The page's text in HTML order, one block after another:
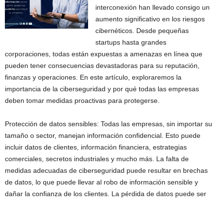
interconexión han llevado consigo un
aumento significativo en los riesgos
cibernéticos. Desde pequeñas
startups hasta grandes
corporaciones, todas están expuestas a amenazas en línea que
pueden tener consecuencias devastadoras para su reputación,
finanzas y operaciones. En este artículo, exploraremos la
importancia de la ciberseguridad y por qué todas las empresas
deben tomar medidas proactivas para protegerse.
Protección de datos sensibles: Todas las empresas, sin importar su
tamaño o sector, manejan información confidencial. Esto puede
incluir datos de clientes, información financiera, estrategias
comerciales, secretos industriales y mucho más. La falta de
medidas adecuadas de ciberseguridad puede resultar en brechas
de datos, lo que puede llevar al robo de información sensible y
dañar la confianza de los clientes. La pérdida de datos puede ser